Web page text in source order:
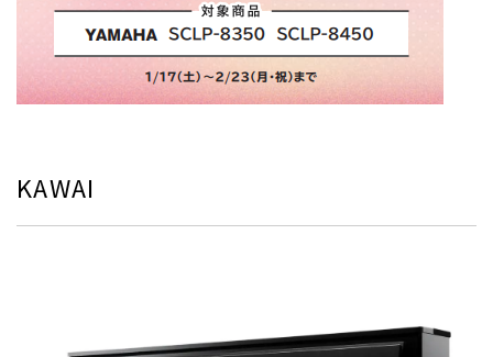
KAWAI